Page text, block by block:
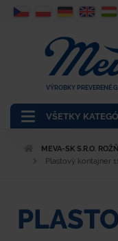
VŠETKY
VÝROBKY PREVERENÉ
MEVA-SK S.R.O.
Plastový kontajner